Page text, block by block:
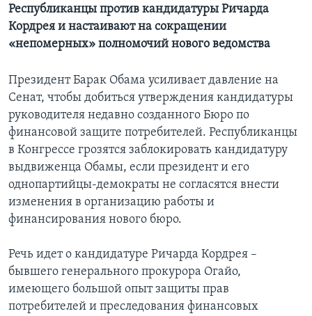
Республиканцы против кандидатуры Ричарда
Кордрея и настаивают на сокращении
«непомерных» полномочий нового ведомства
Президент Барак Обама усиливает давление на
Сенат, чтобы добиться утверждения кандидатуры
руководителя недавно созданного Бюро по
финансовой защите потребителей. Республиканцы
в Конгрессе грозятся заблокировать кандидатуру
выдвиженца Обамы, если президент и его
однопартийцы-демократы не согласятся внести
изменения в организацию работы и
финансирования нового бюро.
Речь идет о кандидатуре Ричарда Кордрея –
бывшего генерального прокурора Огайо,
имеющего большой опыт защиты прав
потребителей и преследования финансовых